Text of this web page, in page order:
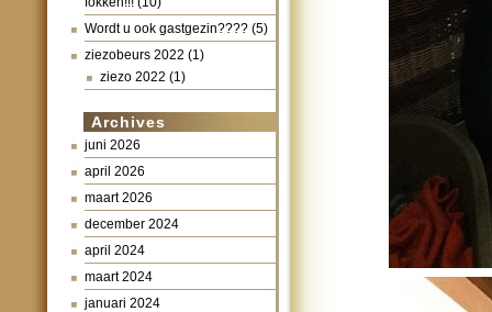
Wordt u ook gastgezin???? (5)
ziezobeurs 2022 (1)
ziezo 2022 (1)
Archives
juni 2026
april 2026
maart 2026
december 2024
april 2024
maart 2024
januari 2024